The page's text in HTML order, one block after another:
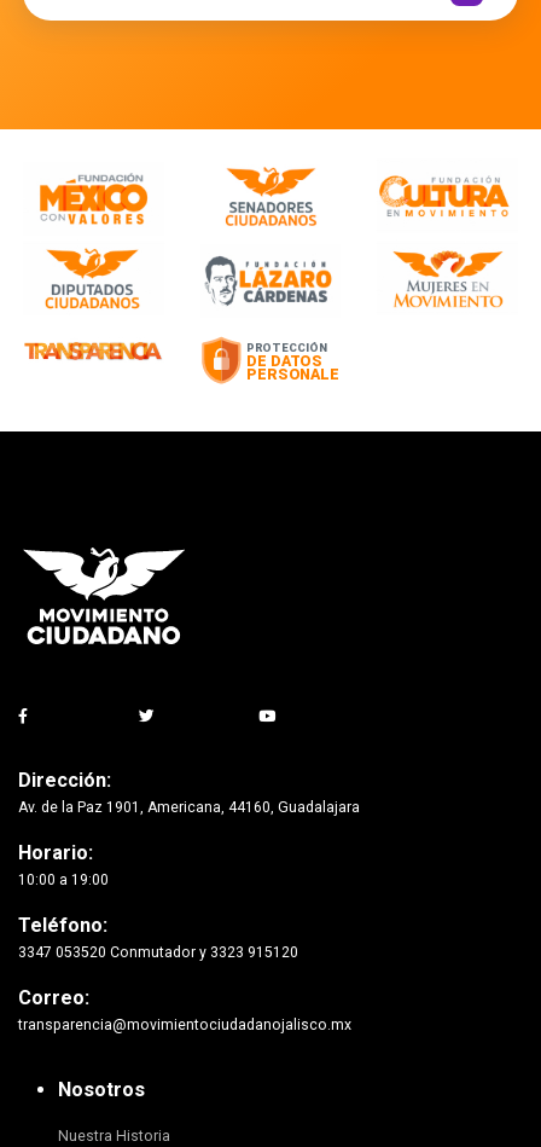
Dirección:
Av. de la Paz 1901, Americana, 44160, Guadalajara
Horario:
10:00 a 19:00
Teléfono:
3347 053520 Conmutador y 3323 915120
Correo:
transparencia@movimientociudadanojalisco.mx
Nosotros
Nuestra Historia